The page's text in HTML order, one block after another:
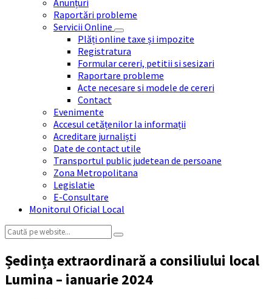
Anunțuri
Raportări probleme
Servicii Online
Plăți online taxe și impozite
Registratura
Formular cereri, petitii si sesizari
Raportare probleme
Acte necesare si modele de cereri
Contact
Evenimente
Accesul cetățenilor la informații
Acreditare jurnaliști
Date de contact utile
Transportul public judetean de persoane
Zona Metropolitana
Legislatie
E-Consultare
Monitorul Oficial Local
Search:
Ședința extraordinară a consiliului local
Lumina – ianuarie 2024